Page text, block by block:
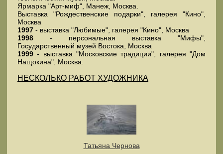
Ярмарка "Арт-миф", Манеж, Москва.
Выставка "Рождественские подарки", галерея "Кино",
Москва
1997 - выставка "Любимые", галерея "Кино", Москва
1998 - персональная выставка "Мифы",
Государственный музей Востока, Москва
1999 - выставка "Московские традиции", галерея "Дом
Нащокина", Москва.
НЕСКОЛЬКО РАБОТ ХУДОЖНИКА
Татьяна Чернова